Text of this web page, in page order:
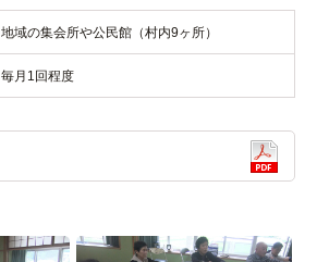
地域の集会所や公民館（村内9ヶ所）
毎月1回程度